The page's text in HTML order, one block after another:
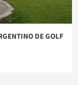
DE GOLF